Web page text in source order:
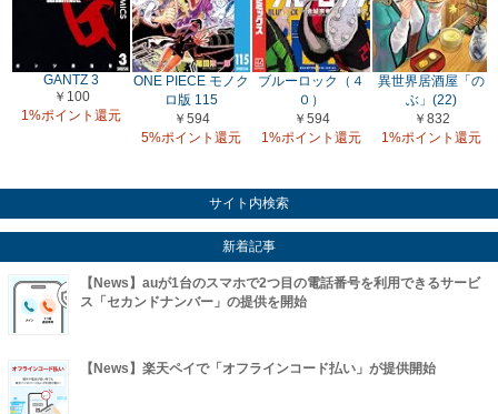
GANTZ 3
￥100
1%ポイント還元
ONE PIECE モノク
ロ版 115
￥594
5%ポイント還元
ブルーロック（４
０）
￥594
1%ポイント還元
異世界居酒屋「の
ぶ」(22)
￥832
1%ポイント還元
サイト内検索
新着記事
【News】auが1台のスマホで2つ目の電話番号を利用できるサービ
ス「セカンドナンバー」の提供を開始
【News】楽天ペイで「オフラインコード払い」が提供開始